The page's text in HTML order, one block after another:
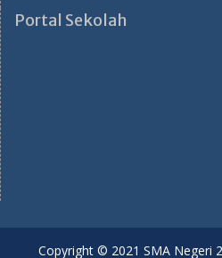
Portal Sekolah
Copyright © 2021 SMA Negeri